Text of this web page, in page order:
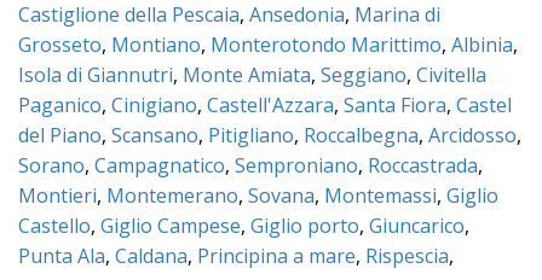
Castiglione della Pescaia, Ansedonia, Marina di
Grosseto, Montiano, Monterotondo Marittimo, Albinia,
Isola di Giannutri, Monte Amiata, Seggiano, Civitella
Paganico, Cinigiano, Castell'Azzara, Santa Fiora, Castel
del Piano, Scansano, Pitigliano, Roccalbegna, Arcidosso,
Sorano, Campagnatico, Semproniano, Roccastrada,
Montieri, Montemerano, Sovana, Montemassi, Giglio
Castello, Giglio Campese, Giglio porto, Giuncarico,
Punta Ala, Caldana, Principina a mare, Rispescia,